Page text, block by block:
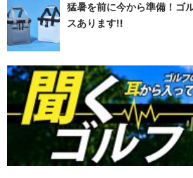
猛暑を前に今から準備！ゴ
スあります!!